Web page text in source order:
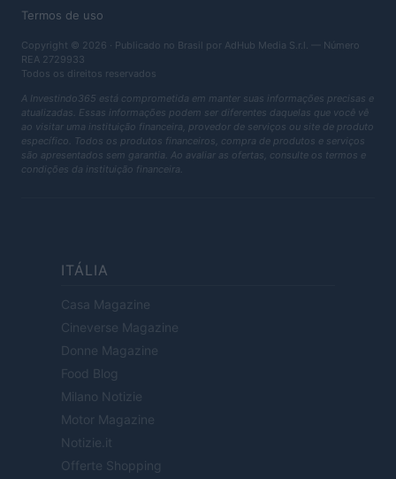
Termos de uso
Copyright © 2026 · Publicado no Brasil por AdHub Media S.r.l. — Número
REA 2729933
Todos os direitos reservados
A Investindo365 está comprometida em manter suas informações precisas e
atualizadas. Essas informações podem ser diferentes daquelas que você vê
ao visitar uma instituição financeira, provedor de serviços ou site de produto
específico. Todos os produtos financeiros, compra de produtos e serviços
são apresentados sem garantia. Ao avaliar as ofertas, consulte os termos e
condições da instituição financeira.
ITÁLIA
Casa Magazine
Cineverse Magazine
Donne Magazine
Food Blog
Milano Notizie
Motor Magazine
Notizie.it
Offerte Shopping